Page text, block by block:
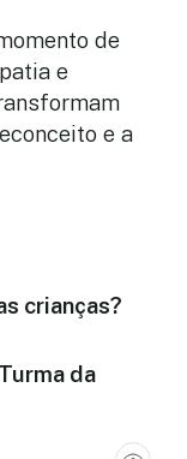
de
e
e a
crianças?
da